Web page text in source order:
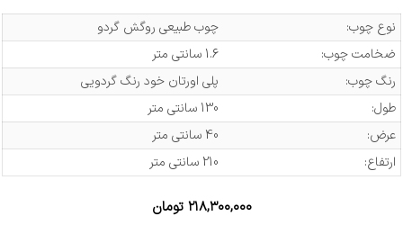
نوع چوب:
چوب طبیعی روگش گردو
ضخامت چوب:
1.6 سانتی متر
رنگ چوب:
پلی اورتان خود رنگ گردویی
طول:
130 سانتی متر
عرض:
40 سانتی متر
ارتفاع:
210 سانتی متر
۲۱۸,۳۰۰,۰۰۰ تومان